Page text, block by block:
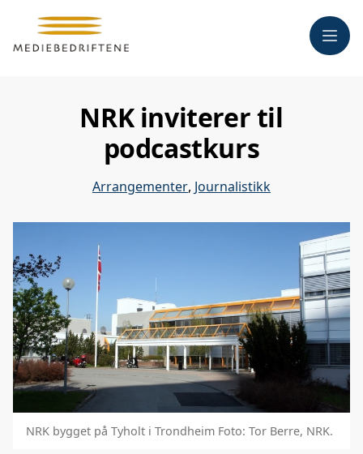
Meny
NRK inviterer til
podcastkurs
Arrangementer, Journalistikk
NRK bygget på Tyholt i Trondheim Foto: Tor Berre, NRK.